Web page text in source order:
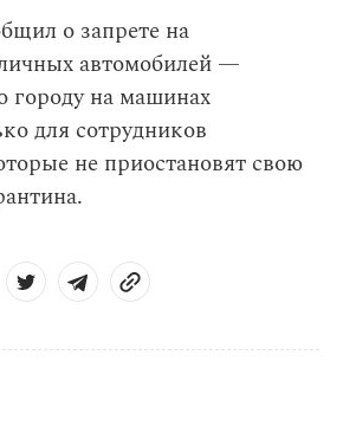
о запрете на
автомобилей —
городу на машинах
для сотрудников
не приостановят свою